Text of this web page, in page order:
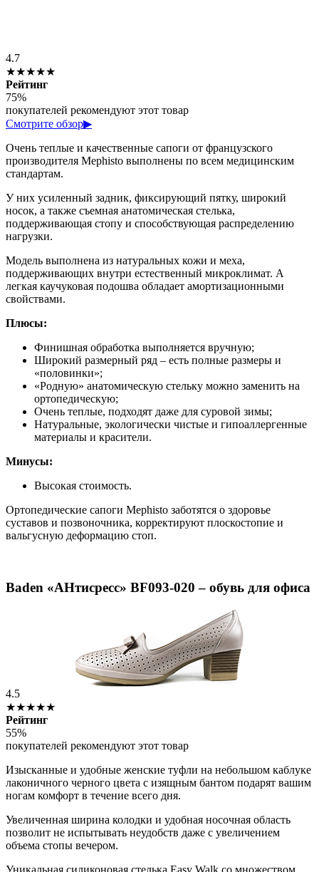
4.7
★★★★★
Рейтинг
75%
покупателей рекомендуют этот товар
Смотрите обзор▶
Очень теплые и качественные сапоги от французского
производителя Mephisto выполнены по всем медицинским
стандартам.
У них усиленный задник, фиксирующий пятку, широкий
носок, а также съемная анатомическая стелька,
поддерживающая стопу и способствующая распределению
нагрузки.
Модель выполнена из натуральных кожи и меха,
поддерживающих внутри естественный микроклимат. А
легкая каучуковая подошва обладает амортизационными
свойствами.
Плюсы:
Финишная обработка выполняется вручную;
Широкий размерный ряд – есть полные размеры и
«половинки»;
«Родную» анатомическую стельку можно заменить на
ортопедическую;
Очень теплые, подходят даже для суровой зимы;
Натуральные, экологически чистые и гипоаллергенные
материалы и красители.
Минусы:
Высокая стоимость.
Ортопедические сапоги Mephisto заботятся о здоровье
суставов и позвоночника, корректируют плоскостопие и
вальгусную деформацию стоп.
Baden «АНтисресс» BF093-020 – обувь для офиса
4.5
★★★★★
Рейтинг
55%
покупателей рекомендуют этот товар
Изысканные и удобные женские туфли на небольшом каблуке
лаконичного черного цвета с изящным бантом подарят вашим
ногам комфорт в течение всего дня.
Увеличенная ширина колодки и удобная носочная область
позволит не испытывать неудобств даже с увеличением
объема стопы вечером.
Уникальная силиконовая стелька Easy Walk со множеством